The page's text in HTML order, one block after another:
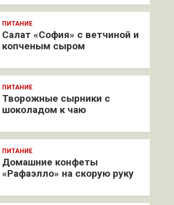
ПИТАНИЕ
Салат «София» с ветчиной и
копченым сыром
ПИТАНИЕ
Творожные сырники с
шоколадом к чаю
ПИТАНИЕ
Домашние конфеты
«Рафаэлло» на скорую руку